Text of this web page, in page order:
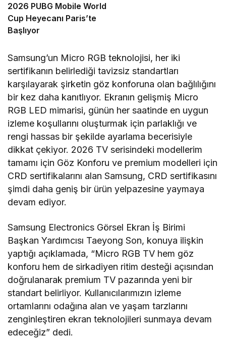
2026 PUBG Mobile World
Cup Heyecanı Paris’te
Başlıyor
Samsung’un Micro RGB teknolojisi, her iki
sertifikanın belirlediği tavizsiz standartları
karşılayarak şirketin göz konforuna olan bağlılığını
bir kez daha kanıtlıyor. Ekranın gelişmiş Micro
RGB LED mimarisi, günün her saatinde en uygun
izleme koşullarını oluşturmak için parlaklığı ve
rengi hassas bir şekilde ayarlama becerisiyle
dikkat çekiyor. 2026 TV serisindeki modellerim
tamamı için Göz Konforu ve premium modelleri için
CRD sertifikalarını alan Samsung, CRD sertifikasını
şimdi daha geniş bir ürün yelpazesine yaymaya
devam ediyor.
Samsung Electronics Görsel Ekran İş Birimi
Başkan Yardımcısı Taeyong Son, konuya ilişkin
yaptığı açıklamada, “Micro RGB TV hem göz
konforu hem de sirkadiyen ritim desteği açısından
doğrulanarak premium TV pazarında yeni bir
standart belirliyor. Kullanıcılarımızın izleme
ortamlarını odağına alan ve yaşam tarzlarını
zenginleştiren ekran teknolojileri sunmaya devam
edeceğiz” dedi.